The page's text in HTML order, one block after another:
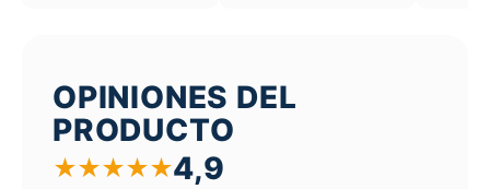
OPINIONES DEL
PRODUCTO
★★★★★4,9